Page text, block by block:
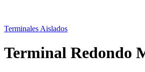
Terminales Aislados
Terminal Redondo